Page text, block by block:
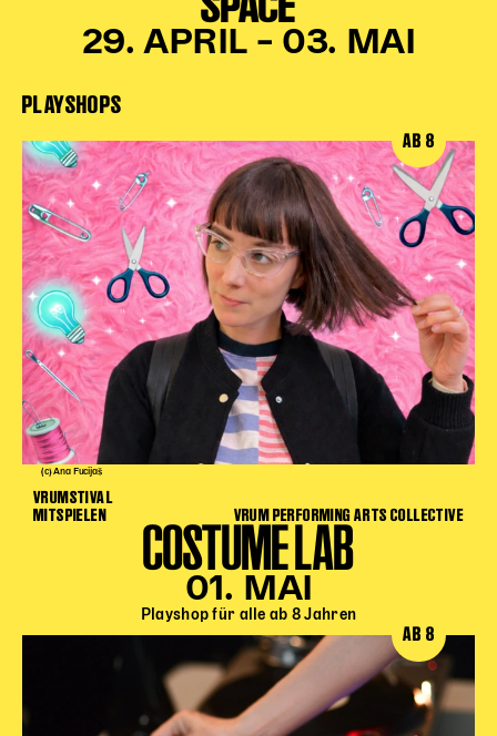
29. APRIL – 03. MAI
PLAYSHOPS
(c) Ana Fucijaš
AB 8
VRUMSTIVAL
MITSPIELEN
VRUM PERFORMING ARTS COLLECTIVE
COSTUME LAB
01. MAI
Playshop für alle ab 8 Jahren
AB 8